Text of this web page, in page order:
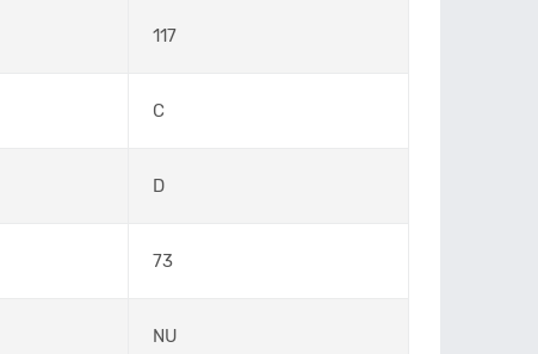
117
C
D
73
NU